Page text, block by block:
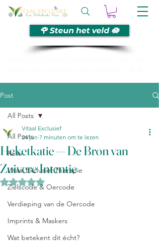
🌹 Steun het veld 🪷
Post
All Posts
Reiki
Vitaal Exclusief Therapie
Zielscode & Oercode
Verdieping van de Oercode
Imprints & Maskers
Wat betekent dit écht?
All Posts
Heketkatie — De Bron van
Zuivere Intentie
Vitaal Exclusief
24 jun 7 minuten om te lezen
Beoordeeld met NaN uit 5 sterren.